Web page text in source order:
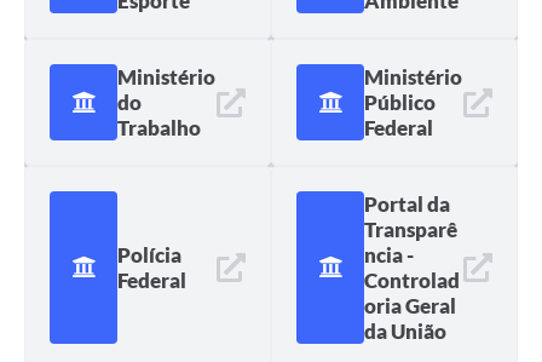
Ministério
do
Trabalho
Ministério
Público
Federal
Polícia
Federal
Portal da
Transparê
ncia -
Controlad
oria Geral
da União